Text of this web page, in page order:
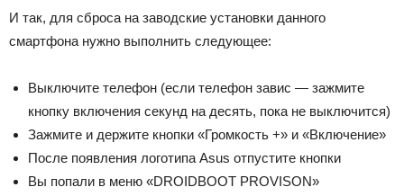
И так, для сброса на заводские установки данного
смартфона нужно выполнить следующее:
Выключите телефон (если телефон завис — зажмите
кнопку включения секунд на десять, пока не выключится)
Зажмите и держите кнопки «Громкость +» и «Включение»
После появления логотипа Asus отпустите кнопки
Вы попали в меню «DROIDBOOT PROVISON»